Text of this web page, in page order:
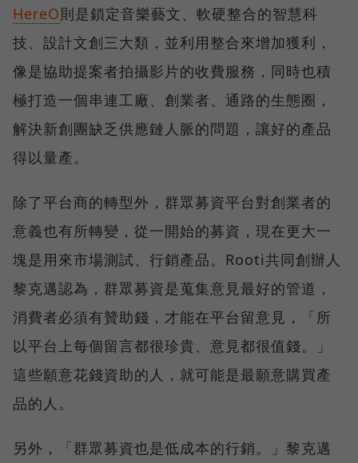
HereO則是鎖定音樂藝文、軟硬整合的智慧科
技、設計文創三大類，並利用整合來增加獲利，
像是協助提案者拍攝影片的收費服務，同時也積
極打造一個串連工廠、創業者、通路的生態圈，
解決新創團缺乏供應鏈人脈的問題，讓好的產品
得以量產。
除了平台商的轉型外，群眾募資平台對創業者的
意義也有所轉變，從一開始的募資，現在更大一
塊是用來市場測試、行銷產品。Rooti共同創辦人
黎克邁認為，群眾募資是蒐集意見最好的管道，
消費者必須有贊助錢，才能在平台留意見，「所
以平台上每個留言都很珍貴、意見都很值錢。」
這些願意花錢資助的人，就可能是最願意購買產
品的人。
另外，「群眾募資也是低成本的行銷。」黎克邁